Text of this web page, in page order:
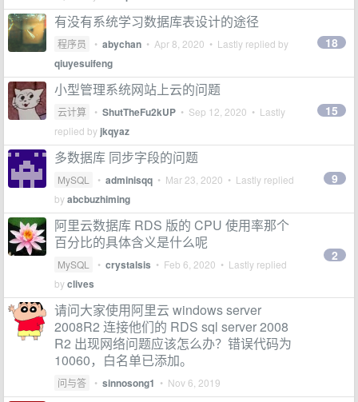
有没有系统学习数据库表设计的途径
程序员 • abychan • Apr 8, 2020 • Lastly replied by
qiuyesuifeng
18
小型管理系统网站上云的问题
云计算 • ShutTheFu2kUP • Sep 12, 2020 • Lastly
replied by jkqyaz
15
多数据库 同步字段的问题
MySQL • adminisqq • Mar 23, 2020 • Lastly replied
byabcbuzhiming
9
阿里云数据库 RDS 版的 CPU 使用率那个
百分比的具体含义是什么呢
MySQL • crystalsis • Feb 6, 2020 • Lastly replied
byclives
2
请问大家使用阿里云 windows server
2008R2 连接他们的 RDS sql server 2008
R2 出现网络问题应该怎么办？错误代码为
10060，白名单已添加。
问与答 • sinnosong1 • Nov 6, 2019